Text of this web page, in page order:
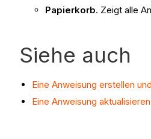
Papierkorb. Zeigt alle
Siehe auch
Eine Anweisung erstellen
Eine Anweisung